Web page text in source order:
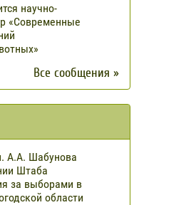
научно-
«Современные
Все сообщения »
А.А. Шабунова
Штаба
за выборами в
области